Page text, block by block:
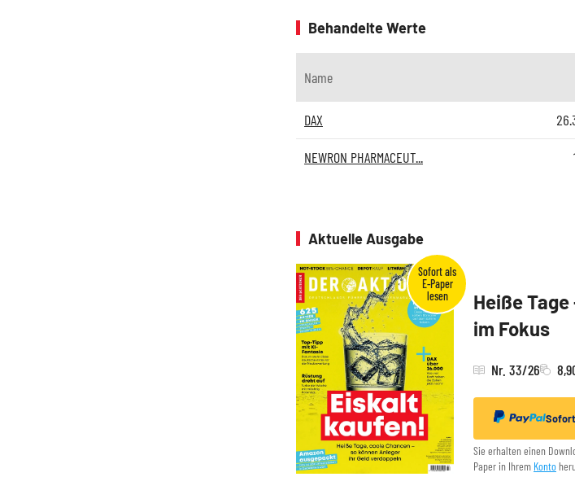
Behandelte Werte
Name
DAX
NEWRON PHARMACEUT...
Aktuelle Ausgabe
Heiße
im Fokus
Nr. 33/26
Sie erhalten einen
Paper in Ihrem Konto